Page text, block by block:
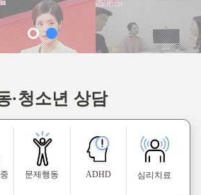
·청소년 상담
문제행동 ADHD 심리치료